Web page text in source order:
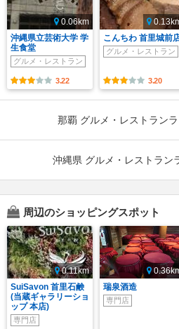
0.06km
沖縄県立芸術大学 学
生食堂
グルメ・レストラン
3.22
こんちわ 首里城前
グルメ・レストラン
3.20
那覇 グルメ・レストラン
沖縄県 グルメ・レストラン
周辺のショッピングスポット
0.11km
SuiSavon 首里石鹸
(当蔵ギャラリーショ
ップ 本店)
専門店
瑞泉酒造
専門店